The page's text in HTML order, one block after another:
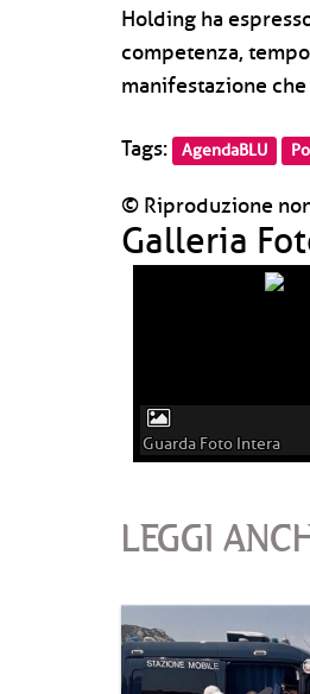
Holding ha
competenza,
manifestazione
Tags: AgendaBLU
© Riproduzione
Galleria
Guarda Foto Intera
LEGGI